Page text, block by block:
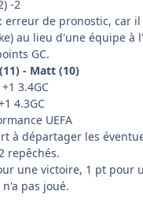
-2
erreur de pronostic, car
au lieu d'une équipe à
GC.
- Matt (10)
3.4GC
4.3GC
UEFA
à départager les
repêchés.
une victoire, 1 pt pour
pas joué.